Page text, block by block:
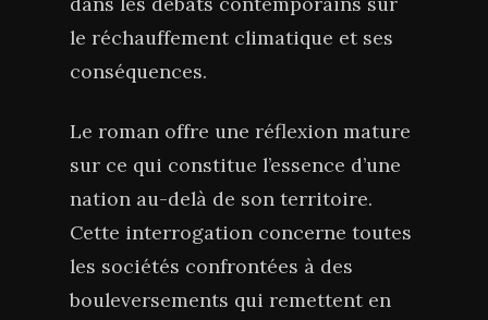
le réchauffement climatique et ses
conséquences.
Le roman offre une réflexion mature
sur ce qui constitue l’essence d’une
nation au-delà de son territoire.
Cette interrogation concerne toutes
les sociétés confrontées à des
bouleversements qui remettent en